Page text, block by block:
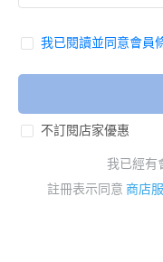
我已閱讀並同意會員
不訂閱店家優惠
我已經有
註冊表示同意商店